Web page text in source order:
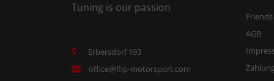
Tuning is our passion
Erbersdorf 193
office@flip-motorsport.com
Friends
AGB